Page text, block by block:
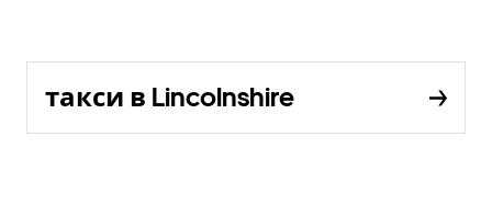
такси в Lincolnshire